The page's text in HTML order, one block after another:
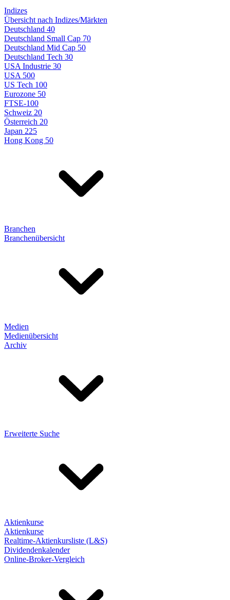
Indizes
Übersicht nach Indizes/Märkten
Deutschland 40
Deutschland Small Cap 70
Deutschland Mid Cap 50
Deutschland Tech 30
USA Industrie 30
USA 500
US Tech 100
Eurozone 50
FTSE-100
Schweiz 20
Österreich 20
Japan 225
Hong Kong 50
Branchen
Branchenübersicht
Medien
Medienübersicht
Archiv
Erweiterte Suche
Aktienkurse
Aktienkurse
Realtime-Aktienkursliste (L&S)
Dividendenkalender
Online-Broker-Vergleich